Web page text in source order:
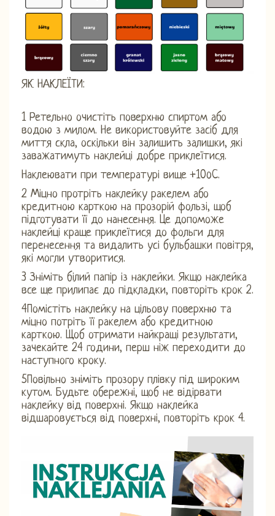
ЯК НАКЛЕЇТИ:
1 Ретельно очистіть поверхню спиртом або
водою з милом. Не використовуйте засіб для
миття скла, оскільки він залишить залишки, які
заважатимуть наклейці добре приклеїтися.
Наклеювати при температурі вище +10oC.
2 Міцно протріть наклейку ракелем або
кредитною карткою на прозорій фользі, щоб
підготувати її до нанесення. Це допоможе
наклейці краще приклеїтися до фольги для
перенесення та видалить усі бульбашки повітря,
які могли утворитися.
3 Зніміть білий папір із наклейки. Якщо наклейка
все ще прилипає до підкладки, повторіть крок 2.
4Помістіть наклейку на цільову поверхню та
міцно потріть її ракелем або кредитною
карткою. Щоб отримати найкращі результати,
зачекайте 24 години, перш ніж переходити до
наступного кроку.
5Повільно зніміть прозору плівку під широким
кутом. Будьте обережні, щоб не відірвати
наклейку від поверхні. Якщо наклейка
відшаровується від поверхні, повторіть крок 4.